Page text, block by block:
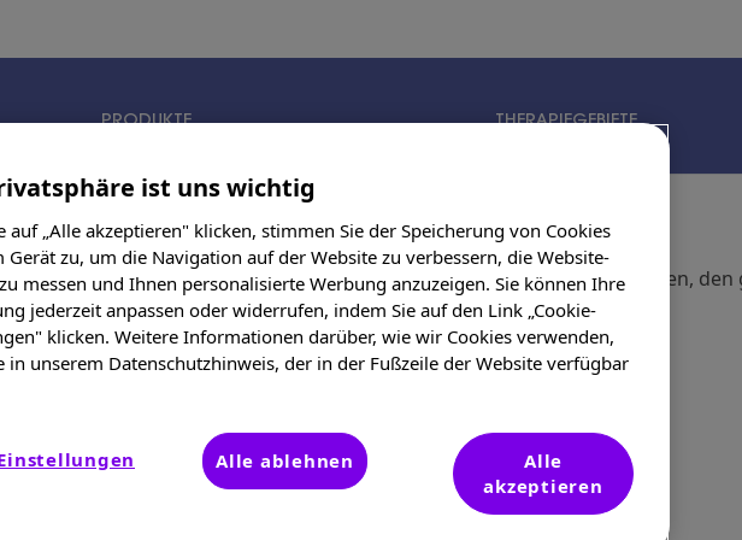
PRODUKTE THERAPIEGEBIETE
keine Seite gefunden.Sie können zur Startseite wechseln oder versuchen,
ist uns wichtig
auf „Alle akzeptieren" klicken, stimmen Sie der Speicherung von Cookies
Gerät zu, um die Navigation auf der Website zu verbessern, die Website-
messen und Ihnen personalisierte Werbung anzuzeigen. Sie können Ihre
jederzeit anpassen oder widerrufen, indem Sie auf den Link „Cookie-
klicken. Weitere Informationen darüber, wie wir Cookies verwenden,
in unserem Datenschutzhinweis, der in der Fußzeile der Website verfügbar
Alle
akzeptieren
Alle ablehnen